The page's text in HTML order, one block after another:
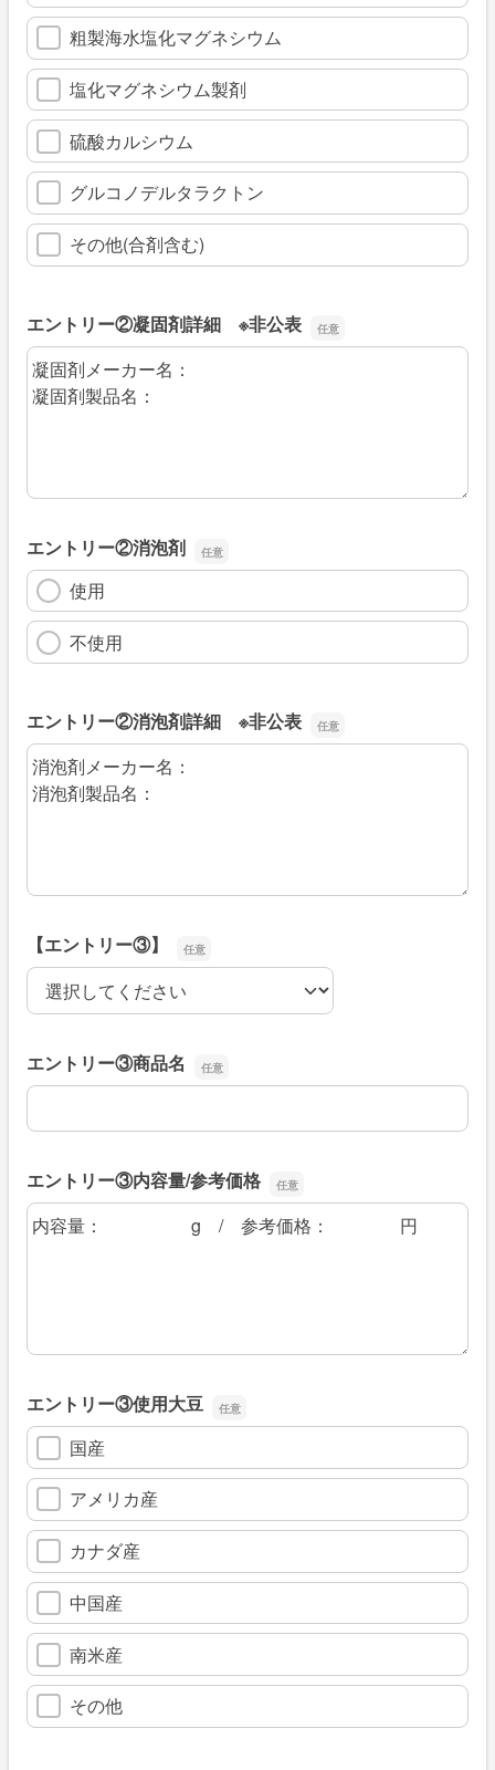
粗製海水塩化マグネシウム
塩化マグネシウム製剤
硫酸カルシウム
グルコノデルタラクトン
その他(合剤含む)
エントリー②凝固剤詳細 ※非公表
エントリー②凝固剤詳細 ※非公表
エントリー②消泡剤
使用
不使用
エントリー②消泡剤詳細 ※非公表
エントリー②消泡剤詳細 ※非公表
【エントリー③】
【エントリー③】
エントリー③商品名
エントリー③商品名
エントリー③内容量/参考価格
エントリー③内容量/参考価格
エントリー③使用大豆
国産
アメリカ産
カナダ産
中国産
南米産
その他